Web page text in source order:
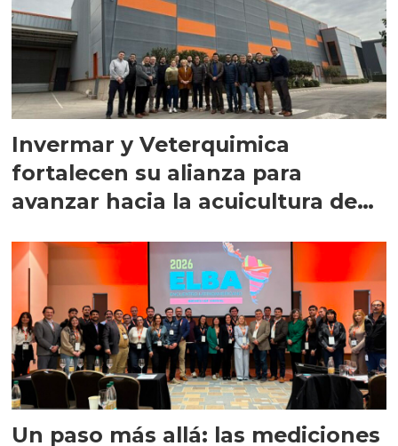
Invermar y Veterquimica
fortalecen su alianza para
avanzar hacia la acuicultura de
Un paso más allá: las mediciones